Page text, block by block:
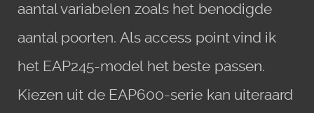
aantal variabelen zoals het benodigde
aantal poorten. Als access point vind ik
het EAP245-model het beste passen.
Kiezen uit de EAP600-serie kan uiteraard